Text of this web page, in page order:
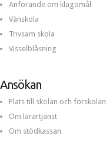
Anförande om klagomål
Vänskola
Trivsam skola
Visselblåsning
Ansökan
Plats till skolan och förskolan
Om lärartjänst
Om stödkassan